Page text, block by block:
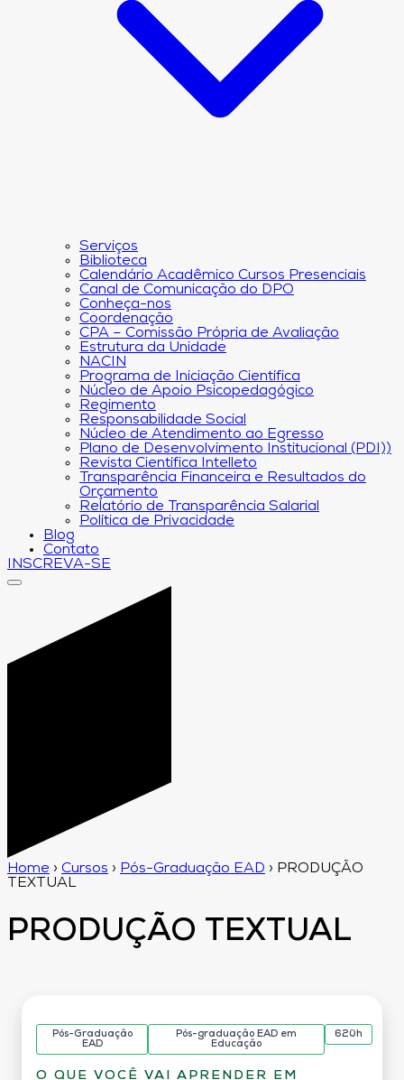
Serviços
Biblioteca
Calendário Acadêmico Cursos Presenciais
Canal de Comunicação do DPO
Conheça-nos
Coordenação
CPA – Comissão Própria de Avaliação
Estrutura da Unidade
NACIN
Programa de Iniciação Científica
Núcleo de Apoio Psicopedagógico
Regimento
Responsabilidade Social
Núcleo de Atendimento ao Egresso
Plano de Desenvolvimento Institucional (PDI))
Revista Científica Intelleto
Transparência Financeira e Resultados do
Orçamento
Relatório de Transparência Salarial
Política de Privacidade
Blog
Contato
INSCREVA-SE
Home › Cursos › Pós-Graduação EAD › PRODUÇÃO
TEXTUAL
PRODUÇÃO TEXTUAL
Pós-Graduação
EAD
Pós-graduação EAD em
Educação
620h
O QUE VOCÊ VAI APRENDER EM